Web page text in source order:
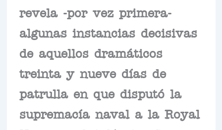
revela -por vez primera-
algunas instancias decisivas
de aquellos dramáticos
treinta y nueve días de
patrulla en que disputó la
supremacía naval a la Royal